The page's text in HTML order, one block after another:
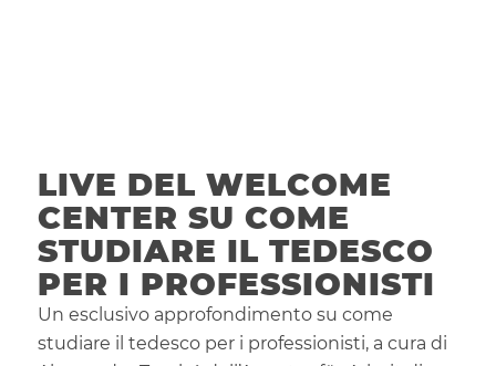
LIVE DEL WELCOME
CENTER SU COME
STUDIARE IL TEDESCO
PER I PROFESSIONISTI
Un esclusivo approfondimento su come
studiare il tedesco per i professionisti, a cura di